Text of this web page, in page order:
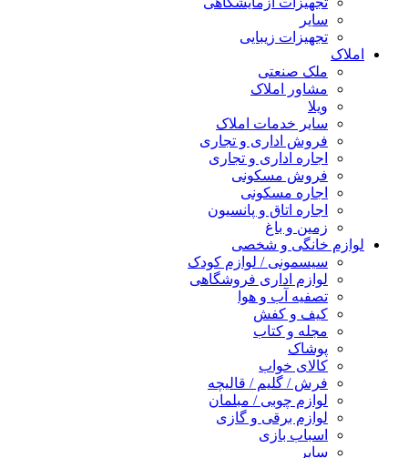
سایر
تجهیزات زیبایی
املاک
ملک صنعتی
مشاور املاک
ویلا
سایر خدمات املاک
فروش اداری و تجاری
اجاره اداری و تجاری
فروش مسکونی
اجاره مسکونی
اجاره اتاق و پانسیون
زمین و باغ
لوازم خانگی و شخصی
سیسمونی / لوازم کودک
لوازم اداری فروشگاهی
تصفیه آب و هوا
کیف و کفش
مجله و کتاب
پوشاک
کالای خواب
فرش / گلیم / قالیچه
لوازم چوبی / مبلمان
لوازم برقی و گازی
اسباب بازی
سایر